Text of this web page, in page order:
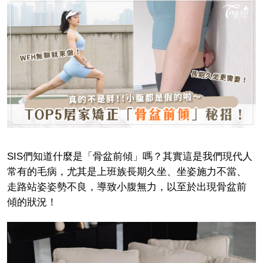
SIS們知道什麼是「骨盆前傾」嗎？其實這是我們現代人
常有的毛病，尤其是上班族長期久坐、坐姿施力不當、
走路站姿姿勢不良，導致小腹無力，以至於出現骨盆前
傾的狀況！